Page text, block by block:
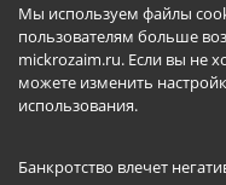
Мы используем файлы
пользователям больше
mickrozaim.ru. Если вы не
можете изменить
использования.
Банкротство влечет